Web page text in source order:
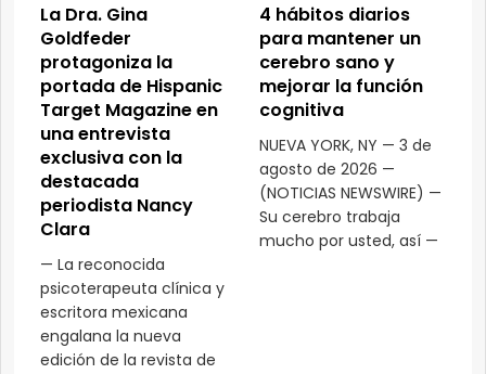
La Dra. Gina
Goldfeder
protagoniza la
portada de Hispanic
Target Magazine en
una entrevista
exclusiva con la
destacada
periodista Nancy
Clara
— La reconocida
psicoterapeuta clínica y
escritora mexicana
engalana la nueva
edición de la revista de
4 hábitos diarios
para mantener un
cerebro sano y
mejorar la función
cognitiva
NUEVA YORK, NY — 3 de
agosto de 2026 —
(NOTICIAS NEWSWIRE) —
Su cerebro trabaja
mucho por usted, así —